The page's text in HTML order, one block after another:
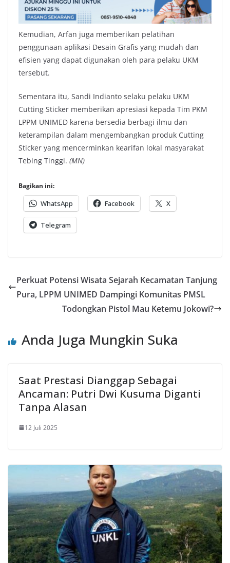
Kemudian, Arfan juga memberikan pelatihan
penggunaan aplikasi Desain Grafis yang mudah dan
efisien yang dapat digunakan oleh para pelaku UKM
tersebut.
Sementara itu, Sandi Indianto selaku pelaku UKM
Cutting Sticker memberikan apresiasi kepada Tim PKM
LPPM UNIMED karena bersedia berbagi ilmu dan
keterampilan dalam mengembangkan produk Cutting
Sticker yang mencerminkan kearifan lokal masyarakat
Tebing Tinggi. (MN)
Bagikan ini:
WhatsApp Facebook X
Telegram
Perkuat Potensi Wisata Sejarah Kecamatan Tanjung
Pura, LPPM UNIMED Dampingi Komunitas PMSL
Todongkan Pistol Mau Ketemu Jokowi?
Anda Juga Mungkin Suka
Saat Prestasi Dianggap Sebagai
Ancaman: Putri Dwi Kusuma Diganti
Tanpa Alasan
12 Juli 2025